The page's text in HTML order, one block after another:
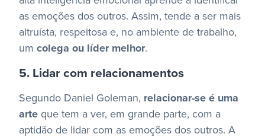
as emoções dos outros. Assim, tende a ser mais
altruísta, respeitosa e, no ambiente de trabalho,
um colega ou líder melhor.
5. Lidar com relacionamentos
Segundo Daniel Goleman, relacionar-se é uma
arte que tem a ver, em grande parte, com a
aptidão de lidar com as emoções dos outros. A